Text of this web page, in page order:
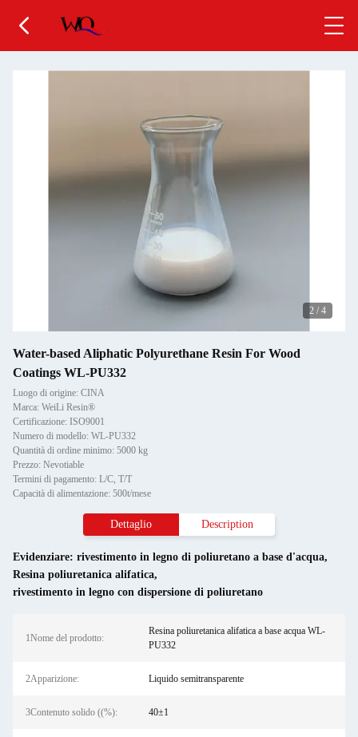
2 / 4
Water-based Aliphatic Polyurethane Resin For Wood
Coatings WL-PU332
Luogo di origine: CINA
Marca: WeiLi Resin®
Certificazione: ISO9001
Numero di modello: WL-PU332
Quantità di ordine minimo: 5000 kg
Prezzo: Nevotiable
Termini di pagamento: L/C, T/T
Capacità di alimentazione: 500t/mese
Dettaglio Description
Evidenziare: rivestimento in legno di poliuretano a base d'acqua,
Resina poliuretanica alifatica,
rivestimento in legno con dispersione di poliuretano
1Nome del prodotto:
Resina poliuretanica alifatica a base acqua WL-
PU332
2Apparizione: Liquido semitransparente
3Contenuto solido ((%): 40±1